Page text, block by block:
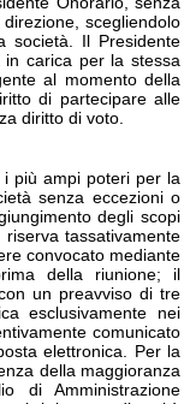
scegliendolo
società. Il Presidente
carica per la stessa
al momento della
di partecipare alle
diritto di voto.
i più ampi poteri per la
senza eccezioni o
degli scopi
tassativamente
convocato mediante
della riunione; il
un preavviso di tre
esclusivamente nei
comunicato
elettronica. Per la
della maggioranza
di Amministrazione